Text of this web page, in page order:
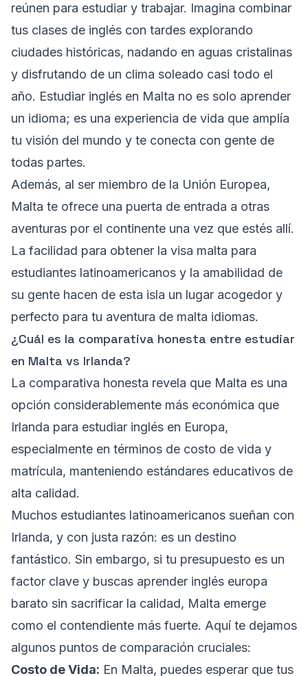
reúnen para estudiar y trabajar. Imagina combinar
tus clases de inglés con tardes explorando
ciudades históricas, nadando en aguas cristalinas
y disfrutando de un clima soleado casi todo el
año. Estudiar inglés en Malta no es solo aprender
un idioma; es una experiencia de vida que amplía
tu visión del mundo y te conecta con gente de
todas partes.
Además, al ser miembro de la Unión Europea,
Malta te ofrece una puerta de entrada a otras
aventuras por el continente una vez que estés allí.
La facilidad para obtener la visa malta para
estudiantes latinoamericanos y la amabilidad de
su gente hacen de esta isla un lugar acogedor y
perfecto para tu aventura de malta idiomas.
¿Cuál es la comparativa honesta entre estudiar
en Malta vs Irlanda?
La comparativa honesta revela que Malta es una
opción considerablemente más económica que
Irlanda para estudiar inglés en Europa,
especialmente en términos de costo de vida y
matrícula, manteniendo estándares educativos de
alta calidad.
Muchos estudiantes latinoamericanos sueñan con
Irlanda, y con justa razón: es un destino
fantástico. Sin embargo, si tu presupuesto es un
factor clave y buscas aprender inglés europa
barato sin sacrificar la calidad, Malta emerge
como el contendiente más fuerte. Aquí te dejamos
algunos puntos de comparación cruciales:
Costo de Vida: En Malta, puedes esperar que tus